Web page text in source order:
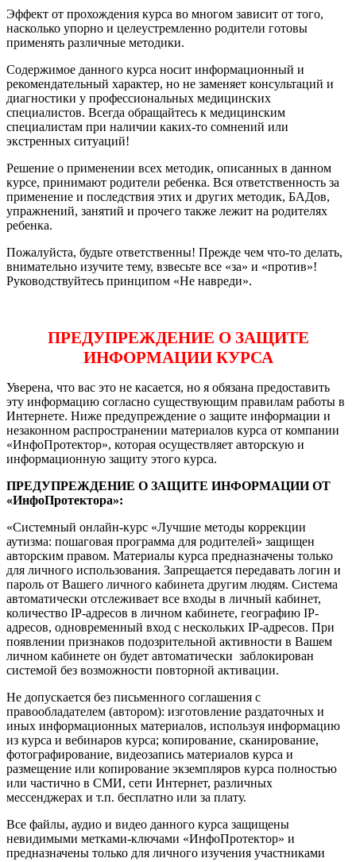
Эффект от прохождения курса во многом зависит от того,
насколько упорно и целеустремленно родители готовы
применять различные методики.
Содержимое данного курса носит информационный и
рекомендательный характер, но не заменяет консультаций и
диагностики у профессиональных медицинских
специалистов. Всегда обращайтесь к медицинским
специалистам при наличии каких-то сомнений или
экстренных ситуаций!
Решение о применении всех методик, описанных в данном
курсе, принимают родители ребенка. Вся ответственность за
применение и последствия этих и других методик, БАДов,
упражнений, занятий и прочего также лежит на родителях
ребенка.
Пожалуйста, будьте ответственны! Прежде чем что-то делать,
внимательно изучите тему, взвесьте все «за» и «против»!
Руководствуйтесь принципом «Не навреди».
ПРЕДУПРЕЖДЕНИЕ О ЗАЩИТЕ
ИНФОРМАЦИИ КУРСА
Уверена, что вас это не касается, но я обязана предоставить
эту информацию согласно существующим правилам работы в
Интернете. Ниже предупреждение о защите информации и
незаконном распространении материалов курса от компании
«ИнфоПротектор», которая осуществляет авторскую и
информационную защиту этого курса.
ПРЕДУПРЕЖДЕНИЕ О ЗАЩИТЕ ИНФОРМАЦИИ ОТ
«ИнфоПротектора»:
«Системный онлайн-курс «Лучшие методы коррекции
аутизма: пошаговая программа для родителей» защищен
авторским правом. Материалы курса предназначены только
для личного использования. Запрещается передавать логин и
пароль от Вашего личного кабинета другим людям. Система
автоматически отслеживает все входы в личный кабинет,
количество IP-адресов в личном кабинете, географию IP-
адресов, одновременный вход с нескольких IP-адресов. При
появлении признаков подозрительной активности в Вашем
личном кабинете он будет автоматически заблокирован
системой без возможности повторной активации.
Не допускается без письменного соглашения с
правообладателем (автором): изготовление раздаточных и
иных информационных материалов, используя информацию
из курса и вебинаров курса; копирование, сканирование,
фотографирование, видеозапись материалов курса и
размещение или копирование экземпляров курса полностью
или частично в СМИ, сети Интернет, различных
мессенджерах и т.п. бесплатно или за плату.
Все файлы, аудио и видео данного курса защищены
невидимыми метками-ключами «ИнфоПротектор» и
предназначены только для личного изучения участниками